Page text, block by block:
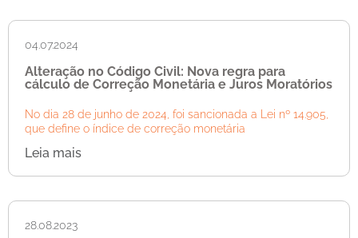
04.07.2024
Alteração no Código Civil: Nova regra para
cálculo de Correção Monetária e Juros Moratórios
No dia 28 de junho de 2024, foi sancionada a Lei nº 14.905,
que define o índice de correção monetária
Leia mais
28.08.2023